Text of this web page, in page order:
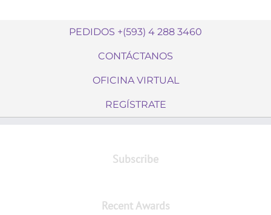
PEDIDOS +(593) 4 288 3460
CONTÁCTANOS
OFICINA VIRTUAL
REGÍSTRATE
Subscribe
Recent Awards